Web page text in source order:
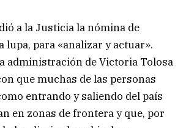
a la Justicia la nómina de
lupa, para «analizar y actuar».
administración de Victoria Tolosa
que muchas de las personas
entrando y saliendo del país
en zonas de frontera y que, por